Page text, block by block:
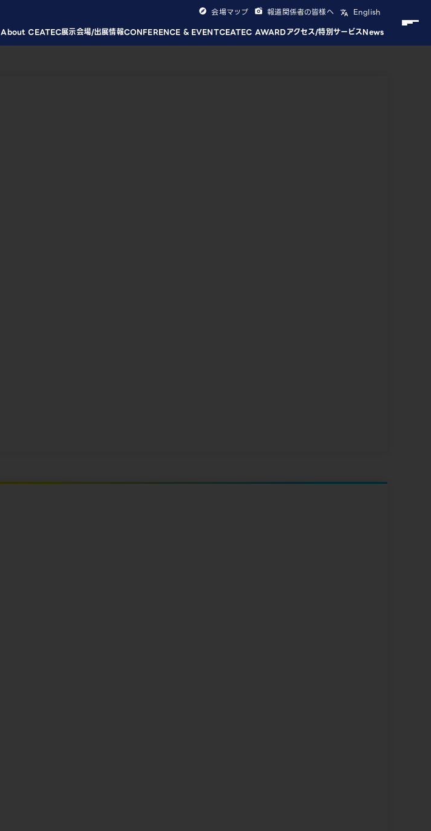
About CEATEC展示会場/出展情報CONFERENCE & EVENTCEATEC AWARDアクセス/特別サービスNews
会場マップ 報道関係者の皆様へ English